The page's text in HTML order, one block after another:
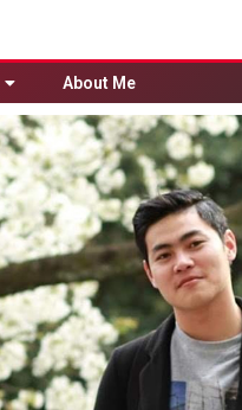
About Me